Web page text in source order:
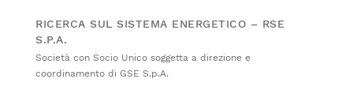
RICERCA SUL SISTEMA ENERGETICO – RSE
S.P.A.
Società con Socio Unico soggetta a direzione e
coordinamento di GSE S.p.A.